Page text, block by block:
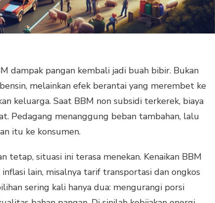
dampak pangan kembali jadi buah bibir. Bukan
melainkan efek berantai yang merembet ke
keluarga. Saat BBM non subsidi terkerek, biaya
Pedagang menanggung beban tambahan, lalu
itu ke konsumen.
tetap, situasi ini terasa menekan. Kenaikan BBM
lain, misalnya tarif transportasi dan ongkos
sering kali hanya dua: mengurangi porsi